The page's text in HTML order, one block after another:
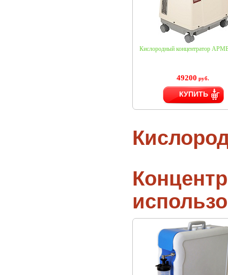
Кислородный концентратор
49200 руб.
КУПИТЬ